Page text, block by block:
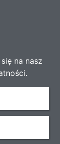
na nasz